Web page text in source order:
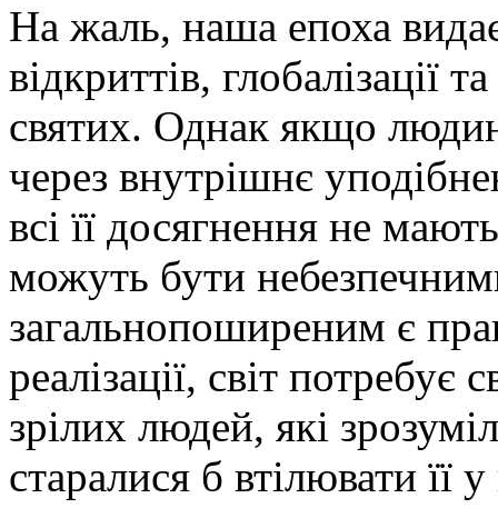
На жаль, наша епоха
відкриттів, глобалізації
святих. Однак якщо
через внутрішнє
всі її досягнення не
можуть бути
загальнопоширеним є
реалізації, світ
зрілих людей, які
старалися б втілювати її